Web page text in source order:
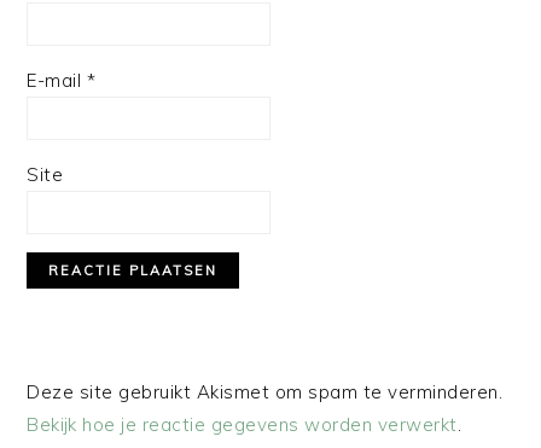
E-mail *
Site
Deze site gebruikt Akismet om spam te verminderen.
Bekijk hoe je reactie gegevens worden verwerkt.